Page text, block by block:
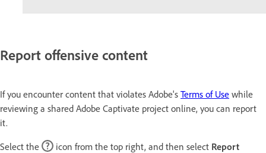
Report offensive content
If you encounter content that violates Adobe's Terms of Use while
reviewing a shared Adobe Captivate project online, you can report
it.
Select the icon from the top right, and then select Report